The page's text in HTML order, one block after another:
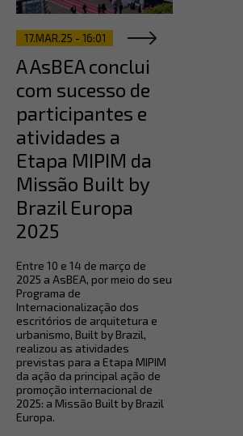
17.MAR.25 - 16:01
A AsBEA conclui
com sucesso de
participantes e
atividades a
Etapa MIPIM da
Missão Built by
Brazil Europa
2025
Entre 10 e 14 de março de
2025 a AsBEA, por meio do seu
Programa de
Internacionalização dos
escritórios de arquitetura e
urbanismo, Built by Brazil,
realizou as atividades
previstas para a Etapa MIPIM
da ação da principal ação de
promoção internacional de
2025: a Missão Built by Brazil
Europa.